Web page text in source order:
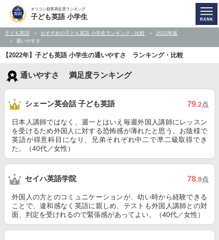
オリコン顧客満足度ランキング
子ども英語 小学生
子ども英語 おすすめの子ども英語 小学生ランキング・比較
2022年版
通いやすさ
【2022年】子ども英語 小学生の通いやすさ ランキング・比較
通いやすさ 満足度ランキング
シェーン英会話 子ども英語 79.2点
日本人講師ではなく、週一とはいえ毎週外国人講師にレッスン
を受けるため外国人に対する恐怖感が薄れたと思う。お陰様で
英語が得意科目になり、兄弟それぞれ中二で凖二級取得でき
た。（40代／女性）
セイハ英語学院 78.9点
外国人の方とのコミュニケーションが、幼い時から経験できる
ことで、違和感なく英語に親しめ、テストも外国人講師との対
面、判定を受けれるので緊張感があってよい。（40代／女性）